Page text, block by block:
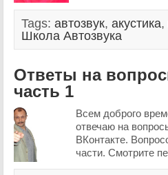
Tags: автозвук, акустика,
Школа Автозвука
Ответы на
часть 1
Всем доброго
отвечаю на
ВКонтакте.
части. Смотрите